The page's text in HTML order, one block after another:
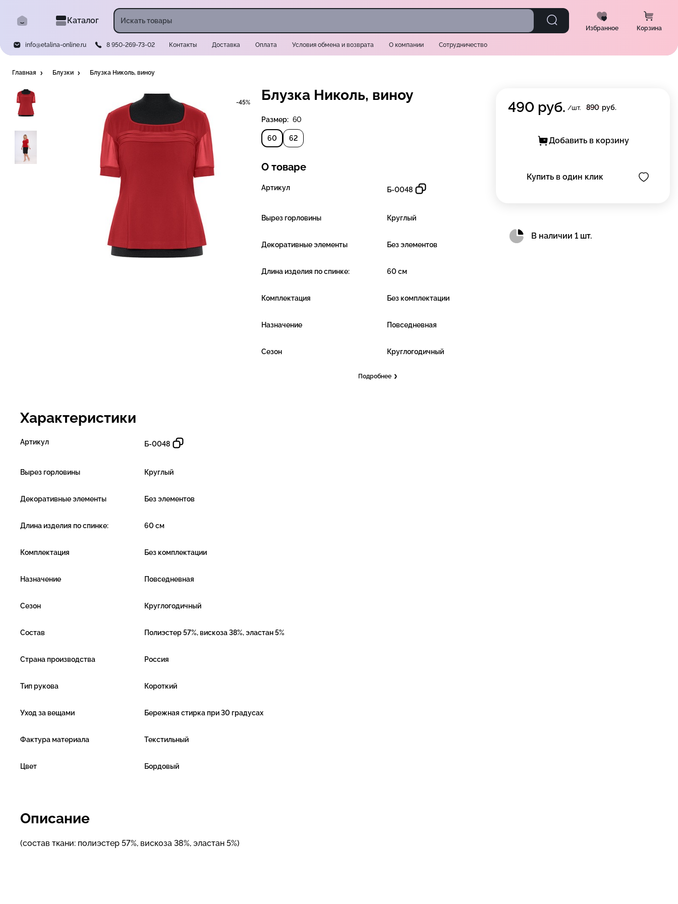
Каталог
Избранное Корзина
info@etalina-online.ru 8 950-269-73-02 Контакты Доставка Оплата Условия обмена и возврата О компании Сотрудничество
Главная Блузки Блузка Николь, виноу
-45% Блузка Николь, виноу
Размер: 60
60 62
О товаре
Артикул Б-0048
Вырез горловины Круглый
Декоративные элементы Без элементов
Длина изделия по спинке: 60 см
Комплектация Без комплектации
Назначение Повседневная
Сезон Круглогодичный
Подробнее
Характеристики
Артикул Б-0048
Вырез горловины Круглый
Декоративные элементы Без элементов
Длина изделия по спинке: 60 см
Комплектация Без комплектации
Назначение Повседневная
Сезон Круглогодичный
Состав Полиэстер 57%, вискоза 38%, эластан 5%
Страна производства Россия
Тип рукова Короткий
Уход за вещами Бережная стирка при 30 градусах
Фактура материала Текстильный
Цвет Бордовый
Описание
(состав ткани: полиэстер 57%, вискоза 38%, эластан 5%)
490 руб. /шт. 890 руб.
Добавить в корзину
Купить в один клик
В наличии 1 шт.